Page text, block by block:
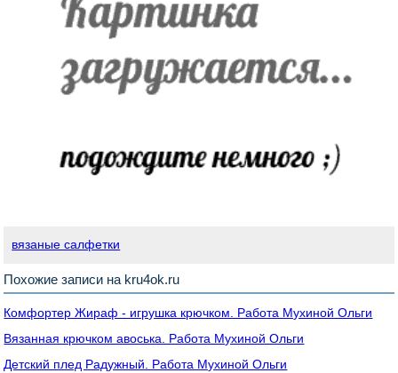
вязаные салфетки
Похожие записи на kru4ok.ru
Комфортер Жираф - игрушка крючком. Работа Мухиной Ольги
Вязанная крючком авоська. Работа Мухиной Ольги
Детский плед Радужный. Работа Мухиной Ольги